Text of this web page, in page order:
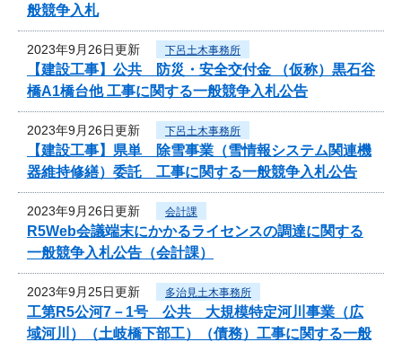
般競争入札
2023年9月26日更新 下呂土木事務所
【建設工事】公共 防災・安全交付金 （仮称）黒石谷
橋A1橋台他 工事に関する一般競争入札公告
2023年9月26日更新 下呂土木事務所
【建設工事】県単 除雪事業（雪情報システム関連機
器維持修繕）委託 工事に関する一般競争入札公告
2023年9月26日更新 会計課
R5Web会議端末にかかるライセンスの調達に関する
一般競争入札公告（会計課）
2023年9月25日更新 多治見土木事務所
工第R5公河7－1号 公共 大規模特定河川事業（広
域河川）（土岐橋下部工）（債務）工事に関する一般